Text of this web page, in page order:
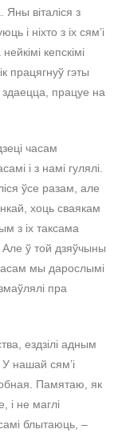
Яны віталіся з
і ніхто з іх сям’і
кепскімі
працягнуў гэты
працуе на
часам
і з намі гулялі.
ўсе разам, але
хоць сваякам
з іх таксама
Але ў той дзяўчыны
мы дарослымі
пра
ездзілі адным
У нашай сям’і
Памятаю, як
і не маглі
блытаюць, –